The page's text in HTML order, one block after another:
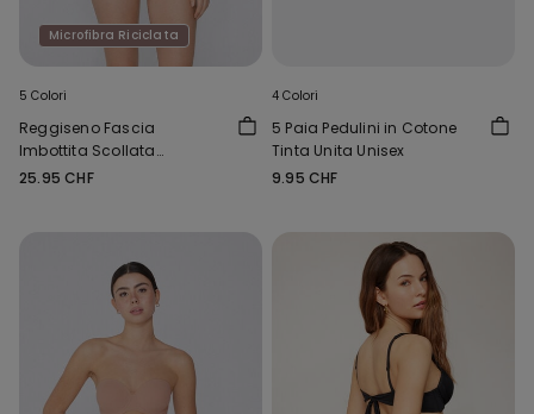
Microfibra Riciclata
5 Colori
Reggiseno Fascia
Imbottita Scollata
Microfibra Riciclata
25.95 CHF
4 Colori
5 Paia Pedulini in Cotone
Tinta Unita Unisex
9.95 CHF